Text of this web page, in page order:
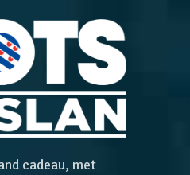
cadeau, met